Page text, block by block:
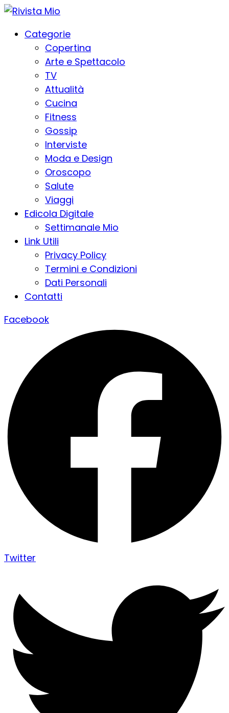
Categorie
Copertina
Arte e Spettacolo
TV
Attualità
Cucina
Fitness
Gossip
Interviste
Moda e Design
Oroscopo
Salute
Viaggi
Edicola Digitale
Settimanale Mio
Link Utili
Privacy Policy
Termini e Condizioni
Dati Personali
Contatti
Facebook
Twitter